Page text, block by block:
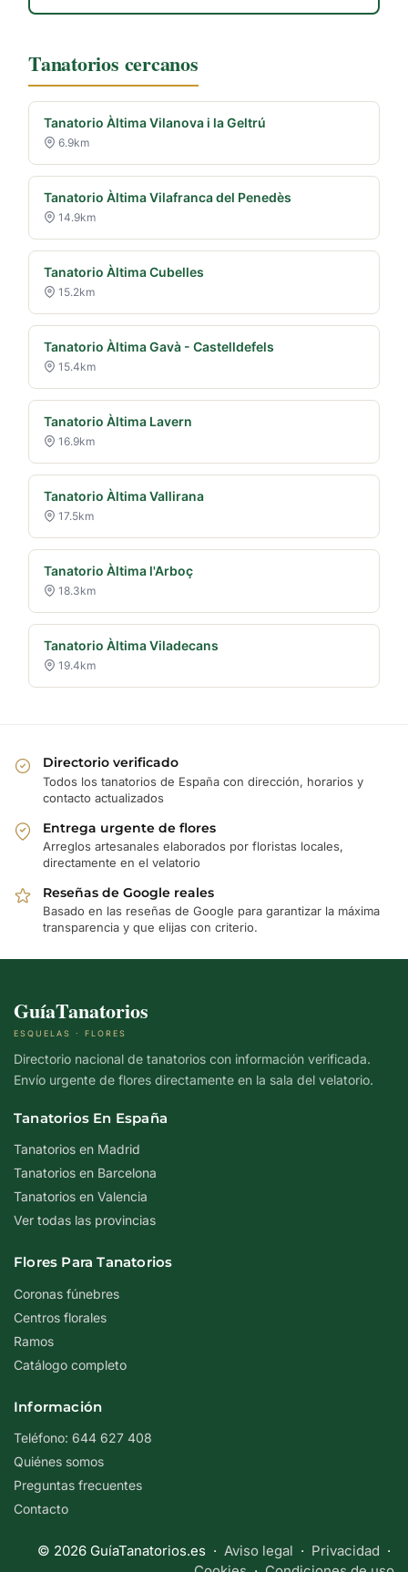
Tanatorios cercanos
Tanatorio Àltima Vilanova i la Geltrú
6.9km
Tanatorio Àltima Vilafranca del Penedès
14.9km
Tanatorio Àltima Cubelles
15.2km
Tanatorio Àltima Gavà - Castelldefels
15.4km
Tanatorio Àltima Lavern
16.9km
Tanatorio Àltima Vallirana
17.5km
Tanatorio Àltima l'Arboç
18.3km
Tanatorio Àltima Viladecans
19.4km
Directorio verificado
Todos los tanatorios de España con dirección, horarios y
contacto actualizados
Entrega urgente de flores
Arreglos artesanales elaborados por floristas locales,
directamente en el velatorio
Reseñas de Google reales
Basado en las reseñas de Google para garantizar la máxima
transparencia y que elijas con criterio.
GuíaTanatorios
ESQUELAS · FLORES
Directorio nacional de tanatorios con información verificada.
Envío urgente de flores directamente en la sala del velatorio.
Tanatorios En España
Tanatorios en Madrid
Tanatorios en Barcelona
Tanatorios en Valencia
Ver todas las provincias
Flores Para Tanatorios
Coronas fúnebres
Centros florales
Ramos
Catálogo completo
Información
Teléfono: 644 627 408
Quiénes somos
Preguntas frecuentes
Contacto
© 2026 GuíaTanatorios.es · Aviso legal · Privacidad ·